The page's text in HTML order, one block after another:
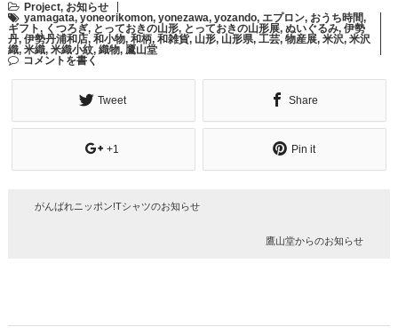
Project, お知らせ
yamagata, yoneorikomon, yonezawa, yozando, エプロン, おうち時間,
ギフト, くつろぎ, とっておきの山形, とっておきの山形展, ぬいぐるみ, 伊勢
丹, 伊勢丹浦和店, 和小物, 和柄, 和雑貨, 山形, 山形県, 工芸, 物産展, 米沢, 米沢
織, 米織, 米織小紋, 織物, 鷹山堂
コメントを書く
Tweet Share
+1 Pin it
がんばれニッポン!Tシャツのお知らせ
鷹山堂からのお知らせ